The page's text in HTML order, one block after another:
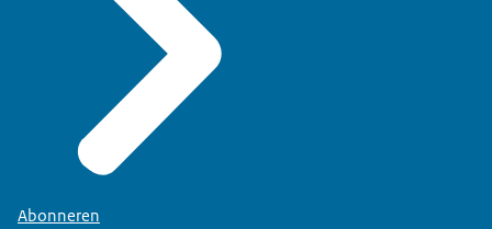
Abonneren